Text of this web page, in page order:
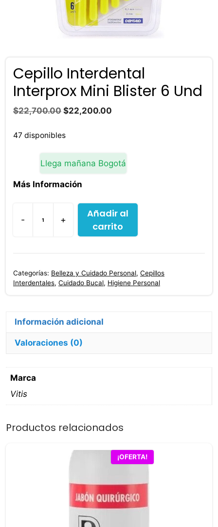
Cepillo Interdental
Interprox Mini Blister 6 Und
$22,700.00 El
original
$22,700.00.
$22,200.00
$22,200.00.
47 disponibles
Llega mañana Bogotá
Más Información
-
Cepillo
Interdental
Interprox
Blister
cantidad
+
Añadir al
carrito
Categorías: Belleza y Cuidado Personal, Cepillos
Interdentales, Cuidado Bucal, Higiene Personal
Información adicional
Valoraciones (0)
Marca
Vitis
Productos relacionados
¡OFERTA!